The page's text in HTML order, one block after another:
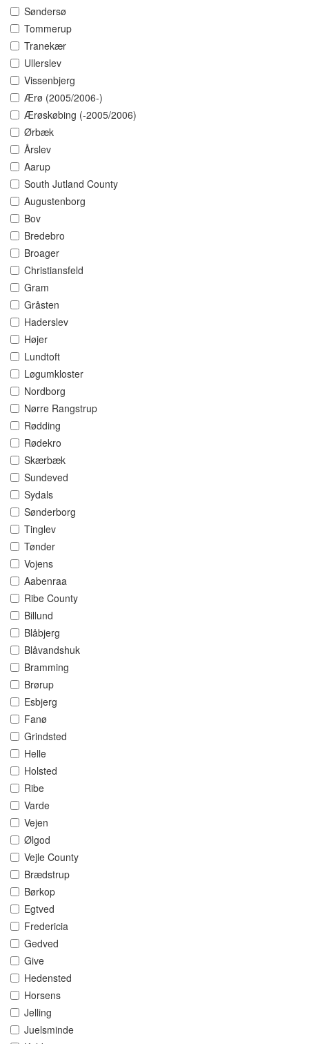
Søndersø
Tommerup
Tranekær
Ullerslev
Vissenbjerg
Ærø (2005/2006-)
Ærøskøbing (-2005/2006)
Ørbæk
Årslev
Aarup
South Jutland County
Augustenborg
Bov
Bredebro
Broager
Christiansfeld
Gram
Gråsten
Haderslev
Højer
Lundtoft
Løgumkloster
Nordborg
Nørre Rangstrup
Rødding
Rødekro
Skærbæk
Sundeved
Sydals
Sønderborg
Tinglev
Tønder
Vojens
Aabenraa
Ribe County
Billund
Blåbjerg
Blåvandshuk
Bramming
Brørup
Esbjerg
Fanø
Grindsted
Helle
Holsted
Ribe
Varde
Vejen
Ølgod
Vejle County
Brædstrup
Børkop
Egtved
Fredericia
Gedved
Give
Hedensted
Horsens
Jelling
Juelsminde